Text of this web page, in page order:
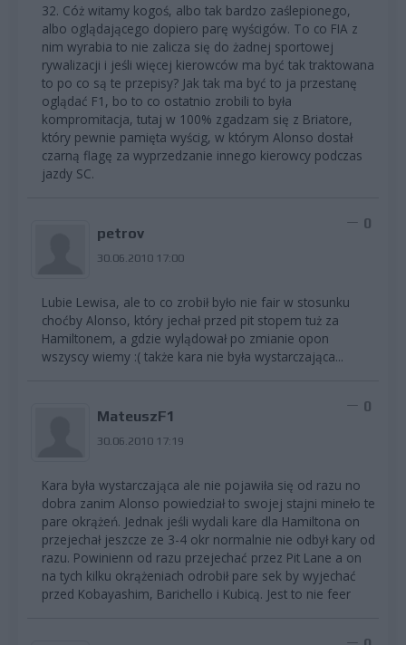
32. Cóż witamy kogoś, albo tak bardzo zaślepionego,
albo oglądającego dopiero parę wyścigów. To co FIA z
nim wyrabia to nie zalicza się do żadnej sportowej
rywalizacji i jeśli więcej kierowców ma być tak traktowana
to po co są te przepisy? Jak tak ma być to ja przestanę
oglądać F1, bo to co ostatnio zrobili to była
kompromitacja, tutaj w 100% zgadzam się z Briatore,
który pewnie pamięta wyścig, w którym Alonso dostał
czarną flagę za wyprzedzanie innego kierowcy podczas
jazdy SC.
petrov
30.06.2010 17:00
0
Lubie Lewisa, ale to co zrobił było nie fair w stosunku
choćby Alonso, który jechał przed pit stopem tuż za
Hamiltonem, a gdzie wylądował po zmianie opon
wszyscy wiemy :( także kara nie była wystarczająca...
MateuszF1
30.06.2010 17:19
0
Kara była wystarczająca ale nie pojawiła się od razu no
dobra zanim Alonso powiedział to swojej stajni mineło te
pare okrążeń. Jednak jeśli wydali kare dla Hamiltona on
przejechał jeszcze ze 3-4 okr normalnie nie odbył kary od
razu. Powinienn od razu przejechać przez Pit Lane a on
na tych kilku okrążeniach odrobił pare sek by wyjechać
przed Kobayashim, Barichello i Kubicą. Jest to nie feer